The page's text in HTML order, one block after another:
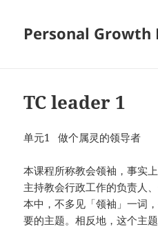
Personal Growth
TC leader 1
单元1 做个属灵的领导者
本课程所称教会领袖，事实
主持教会行政工作的负责人
本中，不多见「领袖」一词
要的主题。相反地，这个主